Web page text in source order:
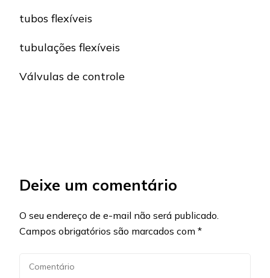
tubos flexíveis
tubulações flexíveis
Válvulas de controle
Deixe um comentário
O seu endereço de e-mail não será publicado.
Campos obrigatórios são marcados com *